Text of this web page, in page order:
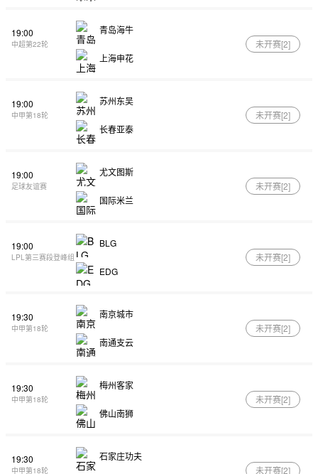
19:00
中超第22轮
青岛海牛
上海申花
未开赛[2]
19:00
中甲第18轮
苏州东吴
长春亚泰
未开赛[2]
19:00
足球友谊赛
尤文图斯
国际米兰
未开赛[2]
19:00
LPL第三赛段登峰组
BLG
EDG
未开赛[2]
19:30
中甲第18轮
南京城市
南通支云
未开赛[2]
19:30
中甲第18轮
梅州客家
佛山南狮
未开赛[2]
19:30
中甲第18轮
石家庄功夫
未开赛[2]